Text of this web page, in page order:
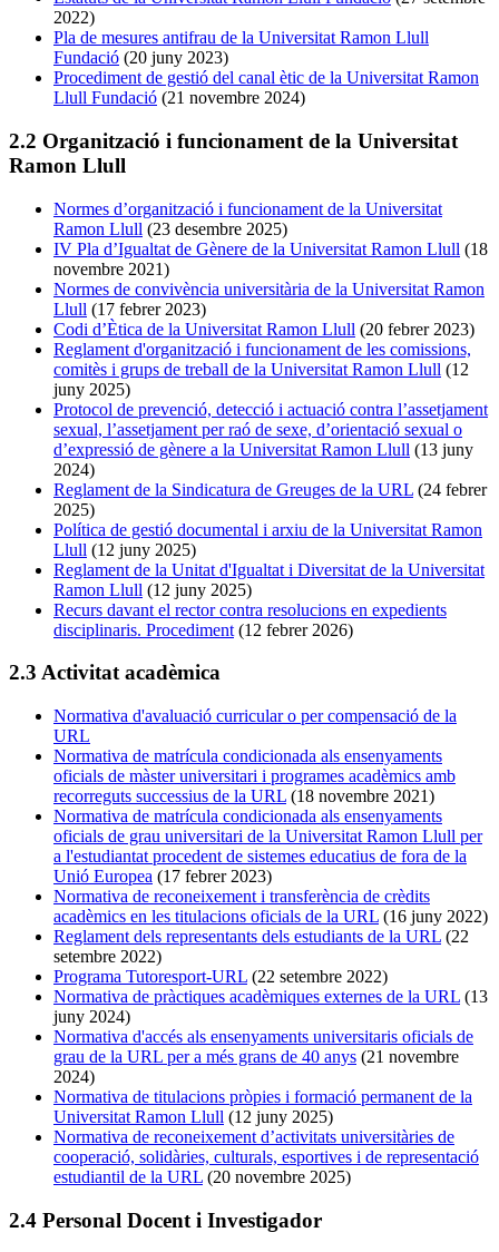
2022)
Pla de mesures antifrau de la Universitat Ramon Llull
Fundació (20 juny 2023)
Procediment de gestió del canal ètic de la Universitat Ramon
Llull Fundació (21 novembre 2024)
2.2 Organització i funcionament de la Universitat
Ramon Llull
Normes d’organització i funcionament de la Universitat
Ramon Llull (23 desembre 2025)
IV Pla d’Igualtat de Gènere de la Universitat Ramon Llull (18
novembre 2021)
Normes de convivència universitària de la Universitat Ramon
Llull (17 febrer 2023)
Codi d’Ètica de la Universitat Ramon Llull (20 febrer 2023)
Reglament d'organització i funcionament de les comissions,
comitès i grups de treball de la Universitat Ramon Llull (12
juny 2025)
Protocol de prevenció, detecció i actuació contra l’assetjament
sexual, l’assetjament per raó de sexe, d’orientació sexual o
d’expressió de gènere a la Universitat Ramon Llull (13 juny
2024)
Reglament de la Sindicatura de Greuges de la URL (24 febrer
2025)
Política de gestió documental i arxiu de la Universitat Ramon
Llull (12 juny 2025)
Reglament de la Unitat d'Igualtat i Diversitat de la Universitat
Ramon Llull (12 juny 2025)
Recurs davant el rector contra resolucions en expedients
disciplinaris. Procediment (12 febrer 2026)
2.3 Activitat acadèmica
Normativa d'avaluació curricular o per compensació de la
URL
Normativa de matrícula condicionada als ensenyaments
oficials de màster universitari i programes acadèmics amb
recorreguts successius de la URL (18 novembre 2021)
Normativa de matrícula condicionada als ensenyaments
oficials de grau universitari de la Universitat Ramon Llull per
a l'estudiantat procedent de sistemes educatius de fora de la
Unió Europea (17 febrer 2023)
Normativa de reconeixement i transferència de crèdits
acadèmics en les titulacions oficials de la URL (16 juny 2022)
Reglament dels representants dels estudiants de la URL (22
setembre 2022)
Programa Tutoresport-URL (22 setembre 2022)
Normativa de pràctiques acadèmiques externes de la URL (13
juny 2024)
Normativa d'accés als ensenyaments universitaris oficials de
grau de la URL per a més grans de 40 anys (21 novembre
2024)
Normativa de titulacions pròpies i formació permanent de la
Universitat Ramon Llull (12 juny 2025)
Normativa de reconeixement d’activitats universitàries de
cooperació, solidàries, culturals, esportives i de representació
estudiantil de la URL (20 novembre 2025)
2.4 Personal Docent i Investigador